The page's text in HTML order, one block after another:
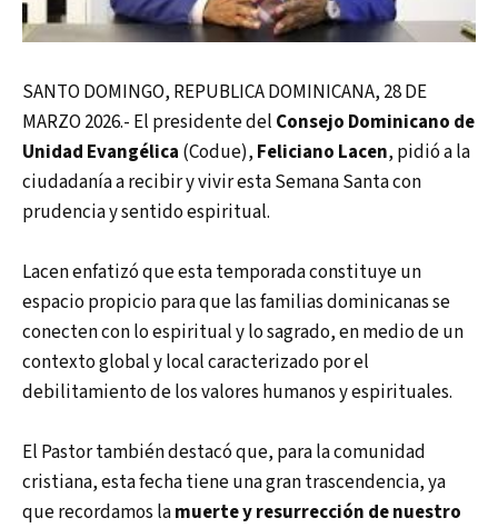
SANTO DOMINGO, REPUBLICA DOMINICANA, 28 DE
MARZO 2026.- El presidente del Consejo Dominicano de
Unidad Evangélica (Codue), Feliciano Lacen, pidió a la
ciudadanía a recibir y vivir esta Semana Santa con
prudencia y sentido espiritual.
Lacen enfatizó que esta temporada constituye un
espacio propicio para que las familias dominicanas se
conecten con lo espiritual y lo sagrado, en medio de un
contexto global y local caracterizado por el
debilitamiento de los valores humanos y espirituales.
El Pastor también destacó que, para la comunidad
cristiana, esta fecha tiene una gran trascendencia, ya
que recordamos lamuerte y resurrección de nuestro